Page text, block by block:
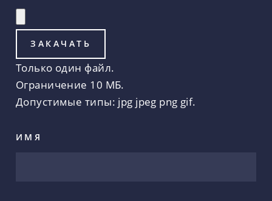
Только один файл.
Ограничение 10 МБ.
Допустимые типы: jpg jpeg png gif.
ИМЯ